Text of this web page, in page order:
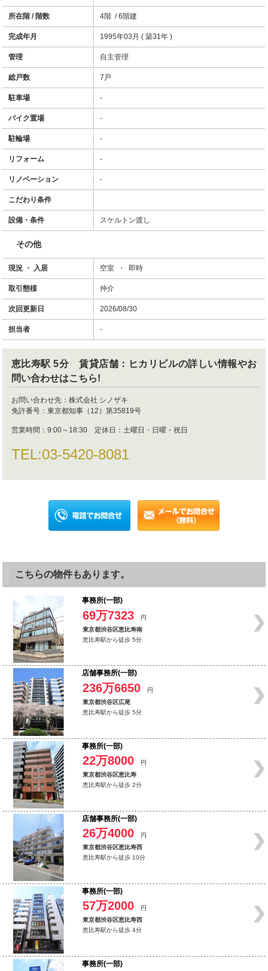
所在階 / 階数 4階 / 6階建
完成年月 1995年03月 ( 築31年 )
管理 自主管理
総戸数 7戸
駐車場 -
バイク置場 -
駐輪場 -
リフォーム -
リノベーション -
こだわり条件
設備・条件 スケルトン渡し
その他
現況 ・ 入居 空室 ・ 即時
取引態様 仲介
次回更新日 2026/08/30
担当者 -
恵比寿駅 5分 賃貸店舗：ヒカリビルの詳しい情報やお
問い合わせはこちら!
お問い合わせ先： 株式会社 シノザキ
免許番号： 東京都知事（12）第35819号
営業時間： 9:00～18:30 定休日：土曜日・日曜・祝日
TEL:03-5420-8081
こちらの物件もあります。
事務所(一部)
69万7323
円
東京都渋谷区恵比寿南
恵比寿駅から徒歩 5分
店舗事務所(一部)
236万6650
円
東京都渋谷区広尾
恵比寿駅から徒歩 5分
事務所(一部)
22万8000
円
東京都渋谷区恵比寿
恵比寿駅から徒歩 2分
店舗事務所(一部)
26万4000
円
東京都渋谷区恵比寿西
恵比寿駅から徒歩 10分
事務所(一部)
57万2000
円
東京都渋谷区恵比寿西
恵比寿駅から徒歩 4分
事務所(一部)